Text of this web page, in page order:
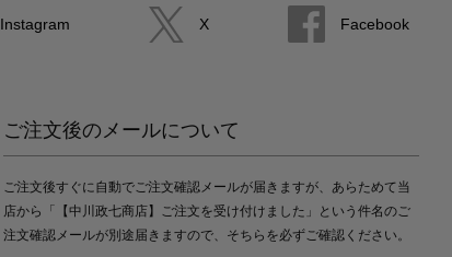
Instagram X Facebook
ご注文後のメールについて
ご注文後すぐに自動でご注文確認メールが届きますが、あらためて当
店から「【中川政七商店】ご注文を受け付けました」という件名のご
注文確認メールが別途届きますので、そちらを必ずご確認ください。